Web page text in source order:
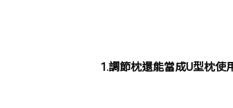
1.調節枕還能當成U型枕